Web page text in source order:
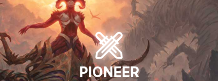
PIONEER